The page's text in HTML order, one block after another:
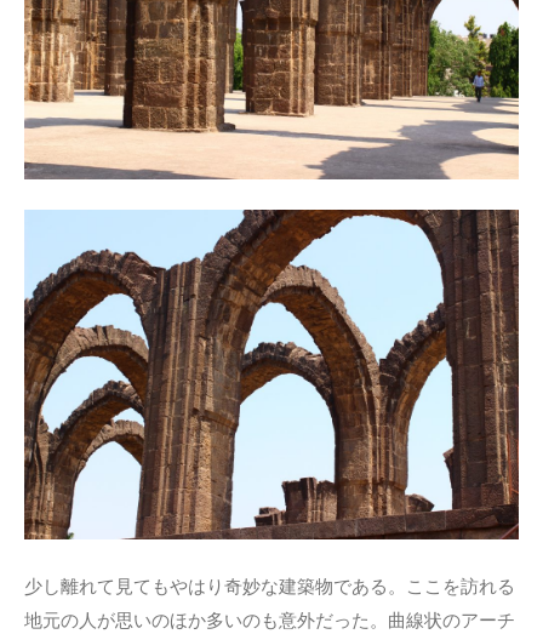
少し離れて見てもやはり奇妙な建築物である。ここを訪れる
地元の人が思いのほか多いのも意外だった。曲線状のアーチ